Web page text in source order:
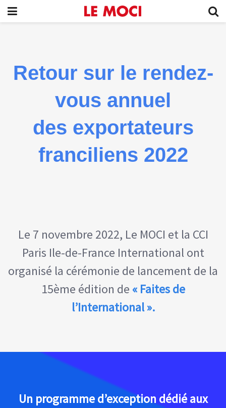
Retour sur le rendez-
vous annuel
des exportateurs
franciliens 2022
Le 7 novembre 2022, Le MOCI et la CCI
Paris Ile-de-France International ont
organisé la cérémonie de lancement de la
15ème édition de « Faites de
l’International ».
Un programme d’exception dédié aux